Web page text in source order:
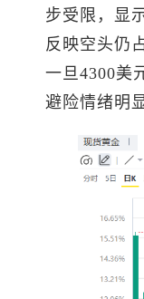
步受限，显
反映空头仍
一旦4300美
避险情绪明